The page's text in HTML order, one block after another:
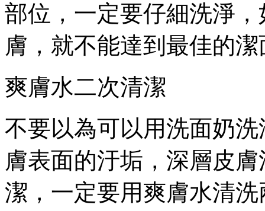
部位，一定要仔細洗淨
膚，就不能達到最佳的
爽膚水二次清潔
不要以為可以用洗面奶
膚表面的汙垢，深層皮
潔，一定要用爽膚水清